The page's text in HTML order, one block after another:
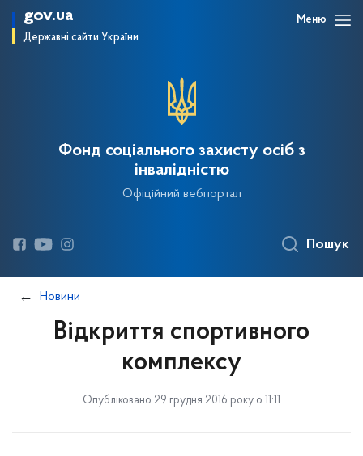
gov.ua
Державні сайти України
Меню
Фонд соціального захисту осіб з
інвалідністю
Офіційний вебпортал
Пошук
Новини
Відкриття спортивного
комплексу
Опубліковано 29 грудня 2016 року о 11:11